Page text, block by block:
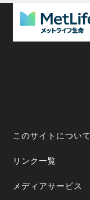
このサイトについて
リンク一覧
メディアサービス